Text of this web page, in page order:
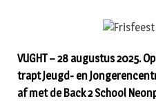
VUGHT – 28 augustus 2025.
trapt Jeugd- en
af met de Back 2 School